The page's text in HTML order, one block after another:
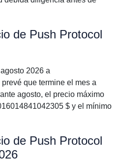
de Push Protocol
2026 a
que termine el mes a
agosto, el precio máximo
$ y el mínimo
de Push Protocol